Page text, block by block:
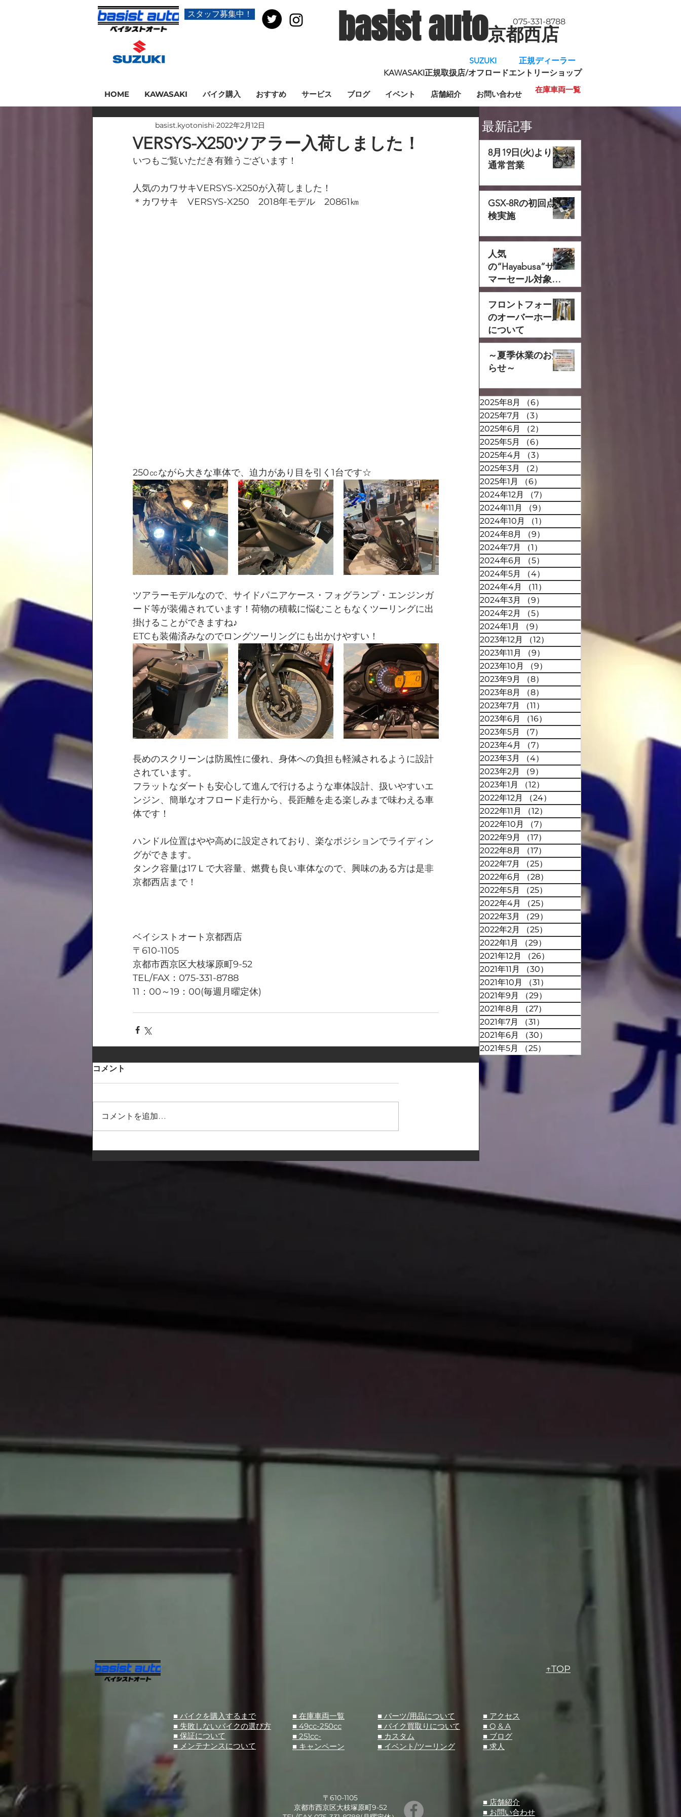
スタッフ募集中！ basist auto京都西店
075-331-8788
SUZUKI 正規ディーラー
KAWASAKI正規取扱店/オフロードエントリーショップ
HOME KAWASAKI バイク購入 おすすめ サービス ブログ イベント 店舗紹介 お問い合わせ 在庫車両一覧
最新記事
8月19日(火)より
通常営業
GSX-8Rの初回点
検実施
人気
の“Hayabusa”サ
マーセール対象で
す‼
フロントフォーク
のオーバーホール
について
～夏季休業のお知
らせ～
2025年8月 （6）
2025年7月
（3）
2025年6月
（2）
2025年5月
（6）
2025年4月
（3）
2025年3月
（2）
2025年1月
（6）
2024年12月
（7）
2024年11月
（9）
2024年10月
（1）
2024年8月
（9）
2024年7月
（1）
2024年6月
（5）
2024年5月
（4）
2024年4月
（11）
2024年3月
（9）
2024年2月
（5）
2024年1月
（9）
2023年12月
（12）
2023年11月
（9）
2023年10月
（9）
2023年9月
（8）
2023年8月
（8）
2023年7月
（11）
2023年6月
（16）
2023年5月
（7）
2023年4月
（7）
2023年3月
（4）
2023年2月
（9）
2023年1月
（12）
2022年12月
（24）
2022年11月
（12）
12件の記事
2022年10月
（7）
7件の記事
2022年9月
（17）
17件の記事
2022年8月
（17）
17件の記事
2022年7月
（25）
2022年6月
（28）
2022年5月
（25）
25件の記事
2022年4月
（25）
25件の記事
2022年3月
（29）
29件の記事
2022年2月
（25）
2022年1月
（29）
2021年12月
（26）
26件の記事
2021年11月
（30）
30件の記事
2021年10月
（31）
2021年9月
（29）
2021年8月
（27）
2021年7月
（31）
2021年6月
（30）
2021年5月
（25）
VERSYS-X250ツアラー入荷しました！
basist.kyotonishi 2022年2月12日
いつもご覧いただき有難うございます！
人気のカワサキVERSYS-X250が入荷しました！
＊カワサキ　VERSYS-X250　2018年モデル　20861㎞
250㏄ながら大きな車体で、迫力があり目を引く1台です☆
ツアラーモデルなので、サイドパニアケース・フォグランプ・エンジンガ
ード等が装備されています！荷物の積載に悩むこともなくツーリングに出
掛けることができますね♪
ETCも装備済みなのでロングツーリングにも出かけやすい！
長めのスクリーンは防風性に優れ、身体への負担も軽減されるように設計
されています。
フラットなダートも安心して進んで行けるような車体設計、扱いやすいエ
ンジン、簡単なオフロード走行から、長距離を走る楽しみまで味わえる車
体です！
ハンドル位置はやや高めに設定されており、楽なポジションでライディン
グができます。
タンク容量は17Ｌで大容量、燃費も良い車体なので、興味のある方は是非
京都西店まで！
ベイシストオート京都西店
〒610-1105
京都市西京区大枝塚原町9-52
TEL/FAX：075-331-8788
11：00～19：00(毎週月曜定休)
コメント
コメントを追加…
■ バイクを購入するまで
■ 失敗しないバイクの選び方
■ 保証について
■ メンテナンスについて
■ 在庫車両一覧
■ 49cc-250cc
■ 251cc-
■ キャンペーン
■ パーツ/用品について
​■ バイク買取りについて
​■ カスタム
​■ イベント/ツーリング
〒610-1105
京都市西京区大枝塚原町9-52
↑TOP
​■ アクセス
■ Q & A
​■ ブログ
​■ 求人
​■ 店舗紹介
■ お問い合わせ